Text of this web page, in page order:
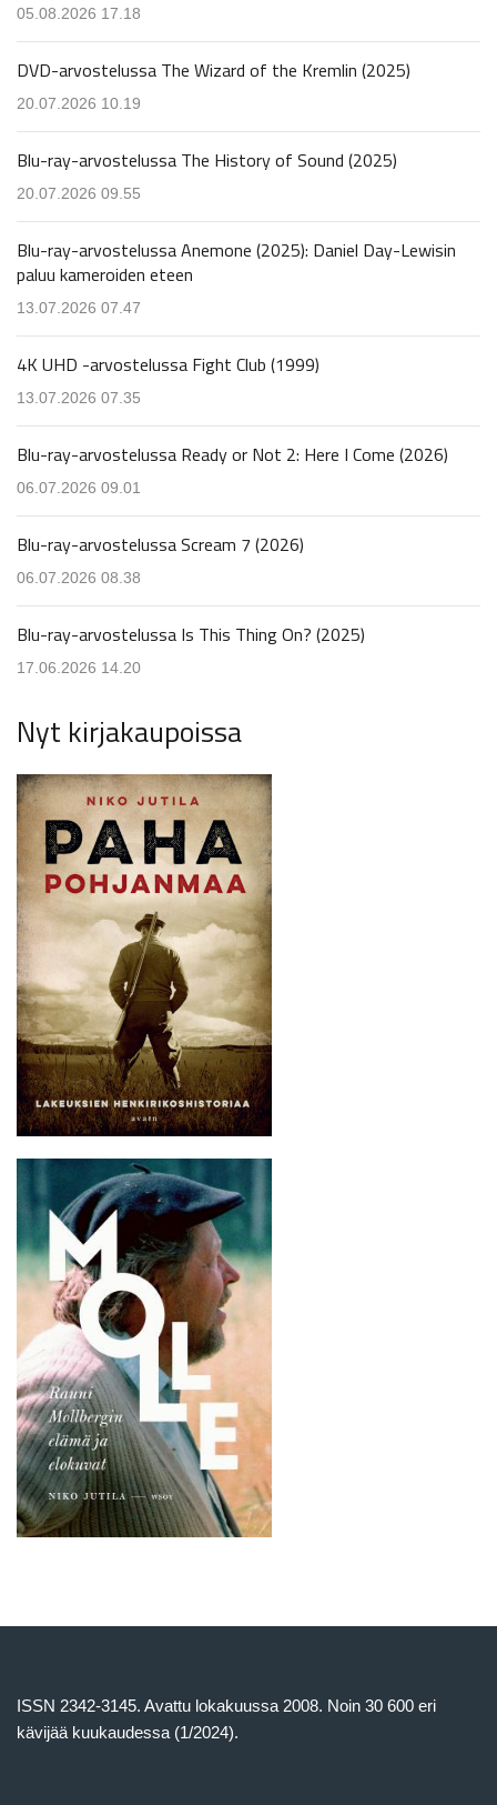
05.08.2026 17.18
DVD-arvostelussa The Wizard of the Kremlin (2025)
20.07.2026 10.19
Blu-ray-arvostelussa The History of Sound (2025)
20.07.2026 09.55
Blu-ray-arvostelussa Anemone (2025): Daniel Day-Lewisin
paluu kameroiden eteen
13.07.2026 07.47
4K UHD -arvostelussa Fight Club (1999)
13.07.2026 07.35
Blu-ray-arvostelussa Ready or Not 2: Here I Come (2026)
06.07.2026 09.01
Blu-ray-arvostelussa Scream 7 (2026)
06.07.2026 08.38
Blu-ray-arvostelussa Is This Thing On? (2025)
17.06.2026 14.20
Nyt kirjakaupoissa
ISSN 2342-3145. Avattu lokakuussa 2008. Noin 30 600 eri
kävijää kuukaudessa (1/2024).